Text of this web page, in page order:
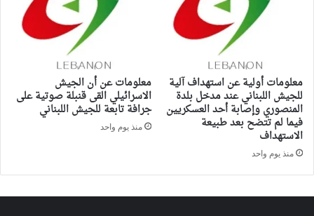
معلومات أولية عن استهداف آلية
للجيش اللبناني عند مدخل بلدة
المنصوري وإصابة أحد العسكريين
فيما لم تتضح بعد طبيعة
الاستهداف
منذ يوم واحد
معلومات عن أن الجيش
الاسرائيلي القى قنبلة صوتية على
جرافة تابعة للجيش اللبناني
منذ يوم واحد